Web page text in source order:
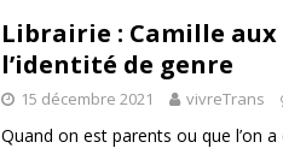
Librairie : Camille
l’identité de genre
15 décembre 2021 vivreTrans
Quand on est parents ou que l’on